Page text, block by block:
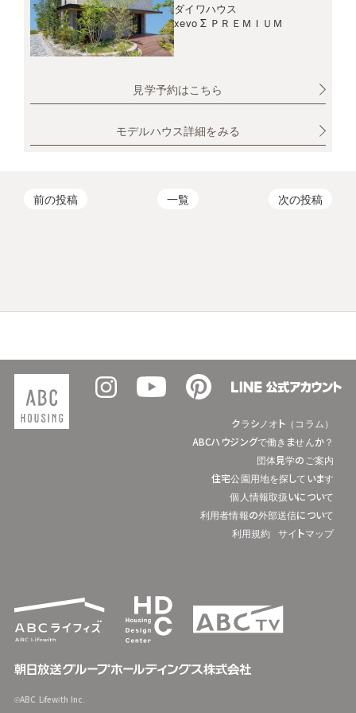
ダイワハウス
xevo Σ ＰＲＥＭＩＵＭ
見学予約はこちら
モデルハウス詳細をみる
前の投稿 一覧 次の投稿
クラシノオト（コラム）
ABCハウジングで働きませんか？
団体見学のご案内
住宅公園用地を探しています
個人情報取扱いについて
利用者情報の外部送信について
利用規約
サイトマップ
©ABC Lifewith Inc.